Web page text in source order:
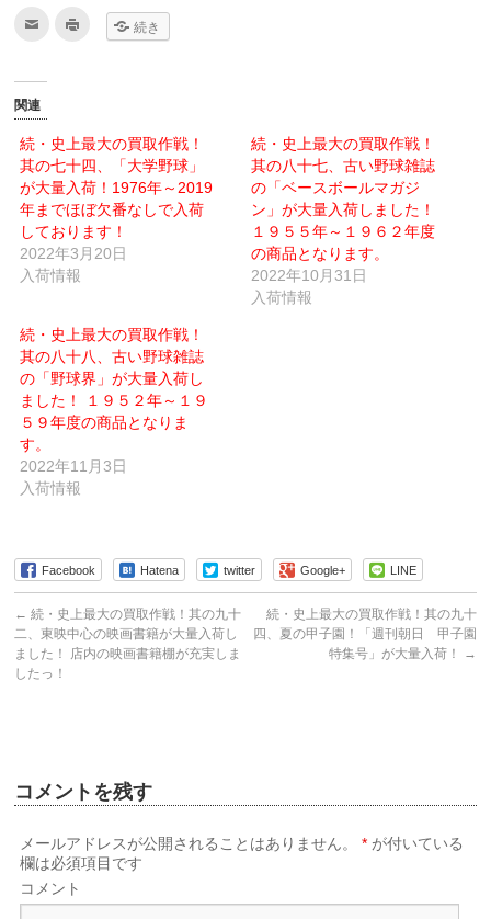
て
メ
ー
ル
で
送
信
(新
し
い
ウ
ィ
ン
開
き
ま
す)
し
い
ウ
ィ
ン
ド
ウ
で
開
き
続き
関連
続・史上最大の買取作戦！
其の七十四、「大学野球」
が大量入荷！1976年～2019
年までほぼ欠番なしで入荷
しております！
2022年3月20日
入荷情報
続・史上最大の買取作戦！
其の八十七、古い野球雑誌
の「ベースボールマガジ
ン」が大量入荷しました！
１９５５年～１９６２年度
の商品となります。
2022年10月31日
入荷情報
続・史上最大の買取作戦！
其の八十八、古い野球雑誌
の「野球界」が大量入荷し
ました！ １９５２年～１９
５９年度の商品となりま
す。
2022年11月3日
入荷情報
Facebook Hatena twitter Google+ LINE
← 続・史上最大の買取作戦！其の九十
二、東映中心の映画書籍が大量入荷し
ました！ 店内の映画書籍棚が充実しま
したっ！
続・史上最大の買取作戦！其の九十
四、夏の甲子園！「週刊朝日 甲子園
特集号」が大量入荷！
→
コメントを残す
メールアドレスが公開されることはありません。 * が付いている
欄は必須項目です
コメント